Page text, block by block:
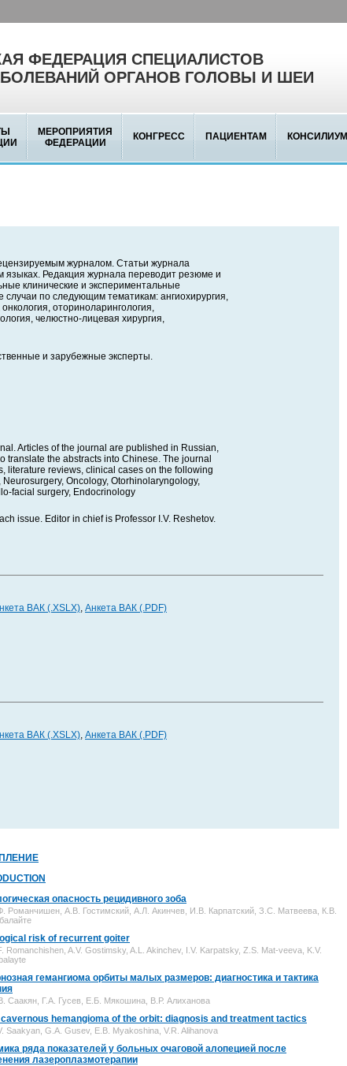
ФЕДЕРАЦИЯ СПЕЦИАЛИСТОВ
ОРГАНОВ ГОЛОВЫ И ШЕИ
МЕРОПРИЯТИЯ
ФЕДЕРАЦИИ
КОНГРЕСС ПАЦИЕНТАМ КОНСИЛИУМ
журналом. Статьи журнала
языках. Редакция журнала переводит резюме и
клинические и экспериментальные
по следующим тематикам: ангиохирургия,
оториноларингология,
челюстно-лицевая хирургия,
и зарубежные эксперты.
Articles of the journal are published in Russian,
translate the abstracts into Chinese. The journal
literature reviews, clinical cases on the following
Oncology, Otorhinolaryngology,
facial surgery, Endocrinology
issue. Editor in chief is Professor I.V. Reshetov.
ВАК (.XSLX), Анкета ВАК (.PDF)
ВАК (.XSLX), Анкета ВАК (.PDF)
опасность рецидивного зоба
Романчишен, А.В. Гостимский, А.Л. Акинчев, И.В. Карпатский, З.С. Матвеева, К.В.
risk of recurrent goiter
Romanchishen, A.V. Gostimsky, A.L. Akinchev, I.V. Karpatsky, Z.S. Mat-veeva, K.V.
гемангиома орбиты малых размеров: диагностика и тактика
Саакян, Г.А. Гусев, Е.Б. Мякошина, В.Р. Алиханова
hemangioma of the orbit: diagnosis and treatment tactics
Saakyan, G.A. Gusev, E.B. Myakoshina, V.R. Alihanova
ряда показателей у больных очаговой алопецией после
лазероплазмотерапии